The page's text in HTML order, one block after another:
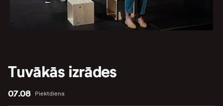
Tuvākās izrādes
Piektdiena
07.08